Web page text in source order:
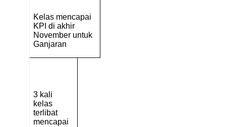
Kelas mencapai
KPI di akhir
November untuk
Ganjaran
3 kali
kelas
terlibat
mencapai